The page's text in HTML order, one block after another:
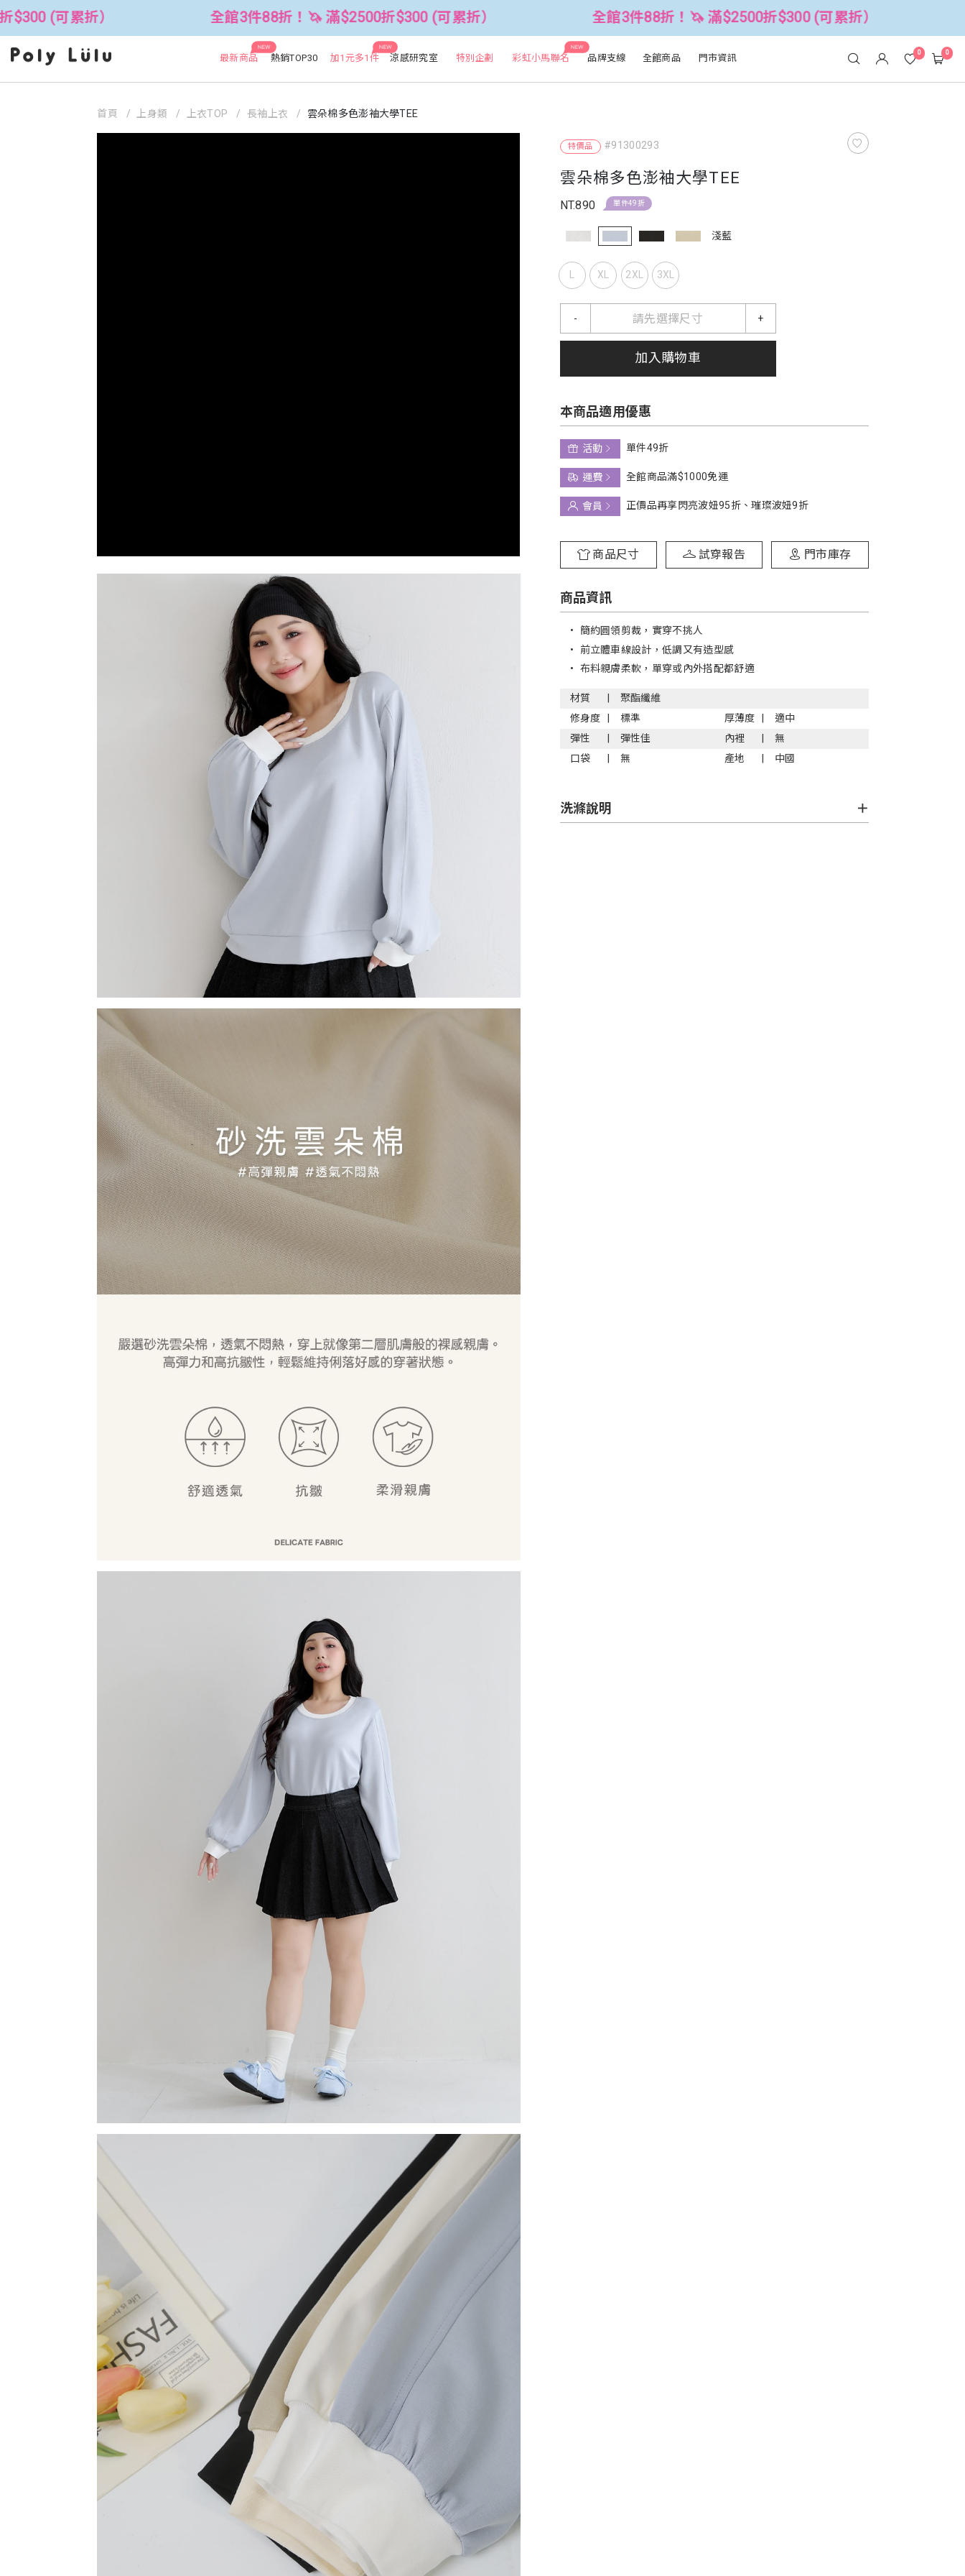
） 全館3件88折！🦄 滿$2500折$300 (可累折） 全館3件88折！🦄 滿$2500折$300 (可累折）
NEW
最新商品 熱銷TOP30
NEW
加1元多1件 涼感研究室 特別企劃
NEW
彩虹小馬聯名 品牌支線 全館商品 門市資訊 0 0
特價品 #91300293
雲朵棉多色澎袖大學TEE
NT.890 單件49折
淺藍
L XL 2XL 3XL
請先選擇尺寸
- +
加入購物車
本商品適用優惠
活動
單件49折
運費
全館商品滿$1000免運
會員
正價品再享閃亮波妞95折、璀璨波妞9折
商品尺寸 試穿報告 門市庫存
商品資訊
• 簡約圓領剪裁，實穿不挑人
• 前立體車線設計，低調又有造型感
• 布料親膚柔軟，單穿或內外搭配都舒適
材質
聚酯纖維
修身度
標準 厚薄度
適中
彈性
彈性佳 內裡
無
口袋
無 產地 中國
洗滌說明
首頁 上身類 上衣TOP 長袖上衣 雲朵棉多色澎袖大學TEE